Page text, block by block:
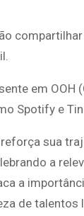
em OOH
Spotify e
sua
a
a
de